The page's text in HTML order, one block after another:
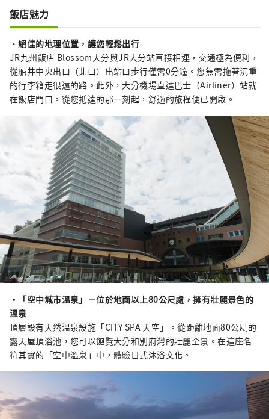
飯店魅力
・絕佳的地理位置，讓您輕鬆出行
JR九州飯店 Blossom大分與JR大分站直接相連，交通極為便利，
從船井中央出口（北口）出站口步行僅需0分鐘。您無需拖著沉重
的行李箱走很遠的路。此外，大分機場直達巴士（Airliner）站就
在飯店門口。從您抵達的那一刻起，舒適的旅程便已開啟。
・「空中城市溫泉」－位於地面以上80公尺處，擁有壯麗景色的
溫泉
頂層設有天然溫泉設施「CITY SPA 天空」。從距離地面80公尺的
露天屋頂浴池，您可以飽覽大分和別府灣的壯麗全景。在這座名
符其實的「空中溫泉」中，體驗日式沐浴文化。